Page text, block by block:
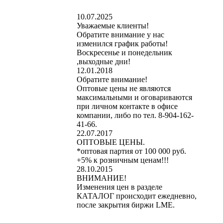
10.07.2025
Уважаемые клиенты!
Обратите внимание у нас
изменился график работы!
Воскресенье и понедельник
,выходные дни!
12.01.2018
Обратите внимание!
Оптовые цены не являются
максимальными и оговариваются
при личном контакте в офисе
компании, либо по тел. 8-904-162-
41-66.
22.07.2017
ОПТОВЫЕ ЦЕНЫ.
*оптовая партия от 100 000 руб.
+5% к розничным ценам!!!
28.10.2015
ВНИМАНИЕ!
Изменения цен в разделе
КАТАЛОГ происходит ежедневно,
после закрытия биржи LME.